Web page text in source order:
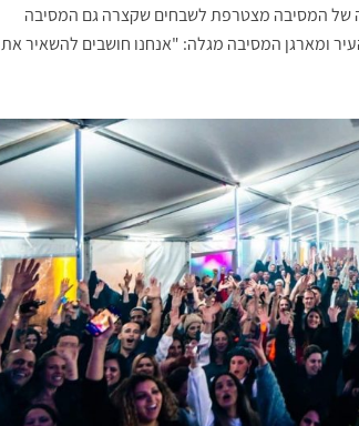
של המסיבה מצטרפת לשבחים שקצרה גם המסיבה
ומארגן המסיבה מגלה: "אנחנו חושבים להשאיר את